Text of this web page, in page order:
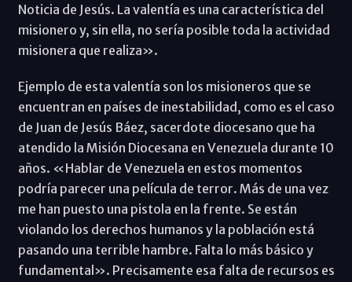
Noticia de Jesús. La valentía es una característica del
misionero y, sin ella, no sería posible toda la actividad
misionera que realiza».
Ejemplo de esta valentía son los misioneros que se
encuentran en países de inestabilidad, como es el caso
de Juan de Jesús Báez, sacerdote diocesano que ha
atendido la Misión Diocesana en Venezuela durante 10
años. «Hablar de Venezuela en estos momentos
podría parecer una película de terror. Más de una vez
me han puesto una pistola en la frente. Se están
violando los derechos humanos y la población está
pasando una terrible hambre. Falta lo más básico y
fundamental». Precisamente esa falta de recursos es